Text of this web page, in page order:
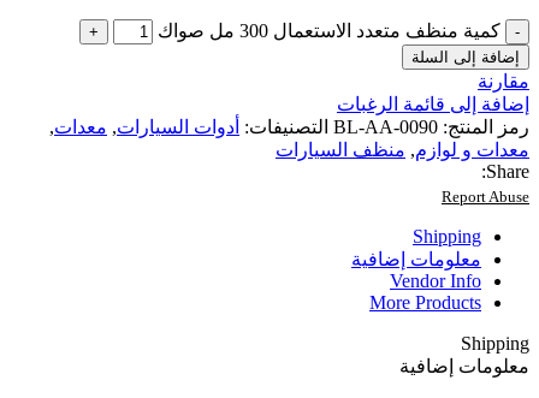
كمية منظف ​​متعدد الاستعمال 300 مل صواك
إضافة إلى السلة
مقارنة
إضافة إلى قائمة الرغبات
رمز المنتج: BL-AA-0090 التصنيفات: أدوات السيارات, معدات,
معدات و لوازم, منظف السيارات
Share:
Report Abuse
Shipping
معلومات إضافية
Vendor Info
More Products
Shipping
معلومات إضافية